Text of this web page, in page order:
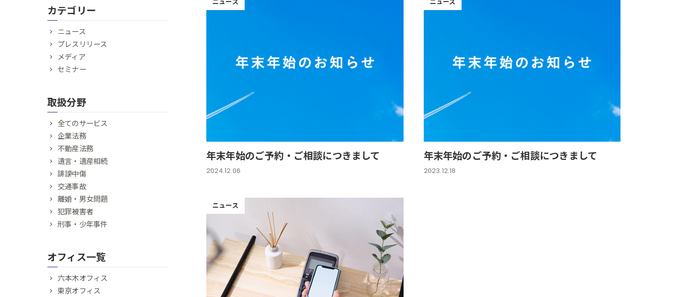
ニュース
年末年始のご予約・ご相談につきまして
2024.12.06
ニュース
年末年始のご予約・ご相談につきまして
2023.12.18
ニュース
カテゴリー
ニュース
プレスリリース
メディア
セミナー
取扱分野
全てのサービス
企業法務
不動産法務
遺言・遺産相続
誹謗中傷
交通事故
離婚・男女問題
犯罪被害者
刑事・少年事件
オフィス一覧
六本木オフィス
東京オフィス